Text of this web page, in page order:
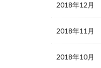
2018年12月
2018年11月
2018年10月